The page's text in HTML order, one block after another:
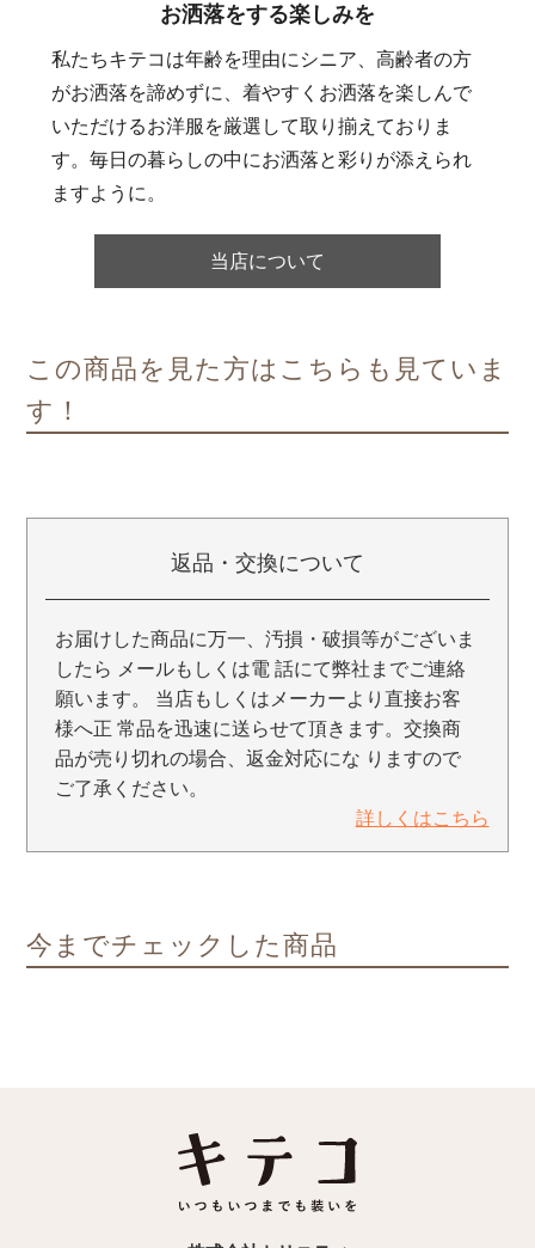
お洒落をする楽しみを
私たちキテコは年齢を理由にシニア、高齢者の方
がお洒落を諦めずに、着やすくお洒落を楽しんで
いただけるお洋服を厳選して取り揃えておりま
す。毎日の暮らしの中にお洒落と彩りが添えられ
ますように。
当店について
この商品を見た方はこちらも見ていま
す！
返品・交換について
お届けした商品に万一、汚損・破損等がございま
したら メールもしくは電 話にて弊社までご連絡
願います。 当店もしくはメーカーより直接お客
様へ正 常品を迅速に送らせて頂きます。交換商
品が売り切れの場合、返金対応にな りますので
ご了承ください。
詳しくはこちら
今までチェックした商品